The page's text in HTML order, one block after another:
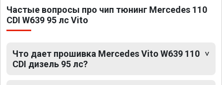
Частые вопросы про чип тюнинг Mercedes 110
CDI W639 95 лс Vito
Что дает прошивка Mercedes Vito W639 110
CDI дизель 95 лс?